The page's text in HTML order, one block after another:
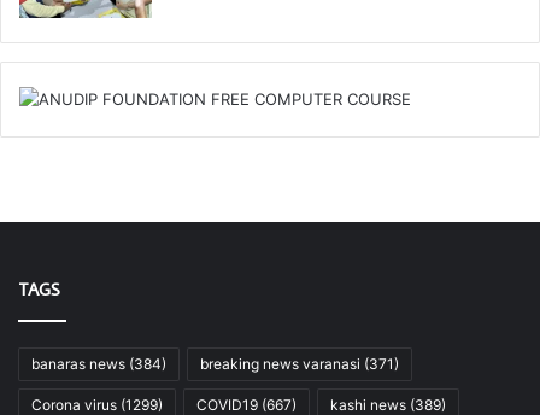
TAGS
banaras news (384) breaking news varanasi (371)
Corona virus (1299) COVID19 (667) kashi news (389)